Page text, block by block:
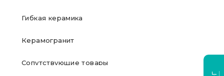
Гибкая керамика
Керамогранит
Сопутствующие товары